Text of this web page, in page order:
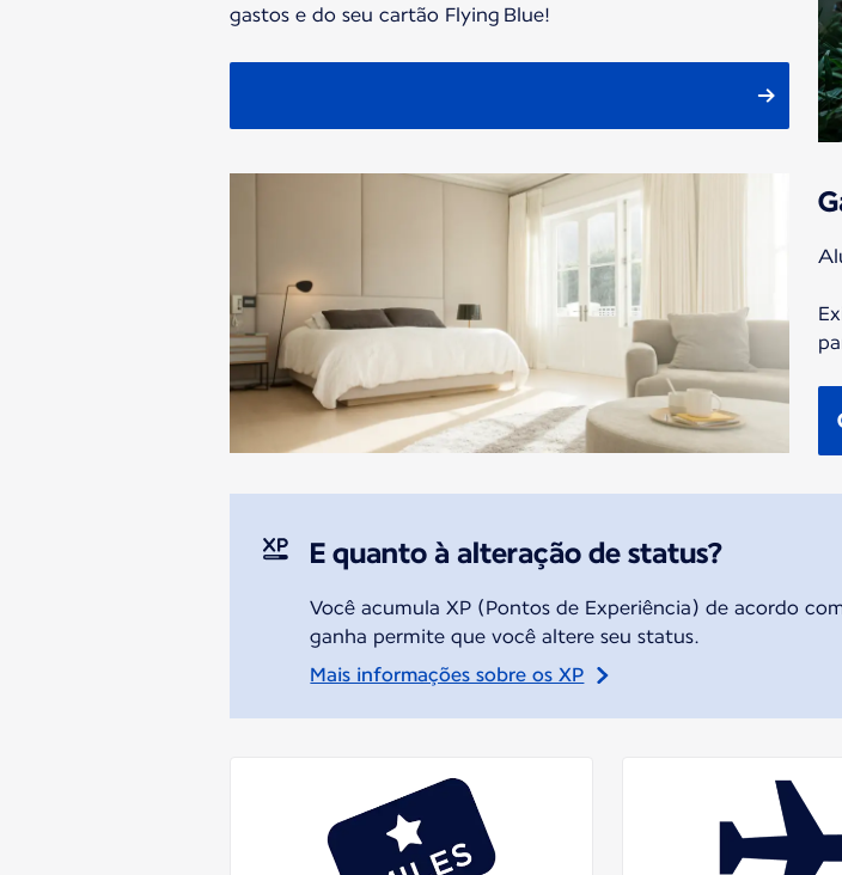
gastos e do seu cartão Flying Blue!
E quanto à alteração de status?
Você acumula XP (Pontos de Experiência) de acordo
ganha permite que você altere seu status.
Mais informações sobre os XP